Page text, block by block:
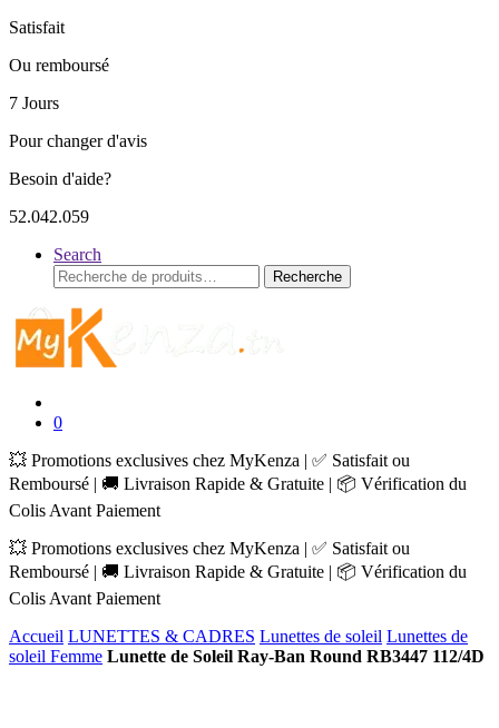
Satisfait
Ou remboursé
7 Jours
Pour changer d'avis
Besoin d'aide?
52.042.059
Search
Recherche
pour :
Recherche
0
💥 Promotions exclusives chez MyKenza | ✅ Satisfait ou
Remboursé | 🚚 Livraison Rapide & Gratuite | 📦 Vérification du
Colis Avant Paiement
💥 Promotions exclusives chez MyKenza | ✅ Satisfait ou
Remboursé | 🚚 Livraison Rapide & Gratuite | 📦 Vérification du
Colis Avant Paiement
Accueil LUNETTES & CADRES Lunettes de soleil Lunettes de
soleil Femme Lunette de Soleil Ray-Ban Round RB3447 112/4D